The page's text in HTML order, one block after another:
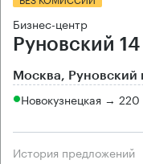
Бизнес-центр
Руновский 14
Москва, Руновский
Новокузнецкая →
История предложений